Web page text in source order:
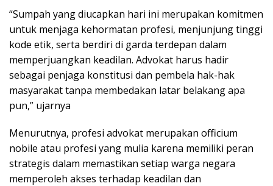
“Sumpah yang diucapkan hari ini merupakan komitmen
untuk menjaga kehormatan profesi, menjunjung tinggi
kode etik, serta berdiri di garda terdepan dalam
memperjuangkan keadilan. Advokat harus hadir
sebagai penjaga konstitusi dan pembela hak-hak
masyarakat tanpa membedakan latar belakang apa
pun,” ujarnya
Menurutnya, profesi advokat merupakan officium
nobile atau profesi yang mulia karena memiliki peran
strategis dalam memastikan setiap warga negara
memperoleh akses terhadap keadilan dan